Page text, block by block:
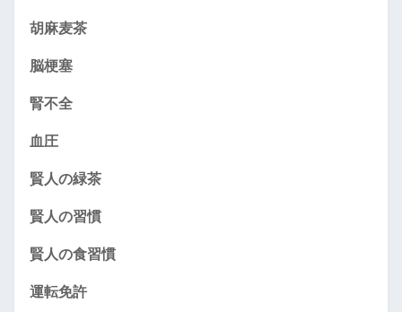
胡麻麦茶
脳梗塞
腎不全
血圧
賢人の緑茶
賢人の習慣
賢人の食習慣
運転免許